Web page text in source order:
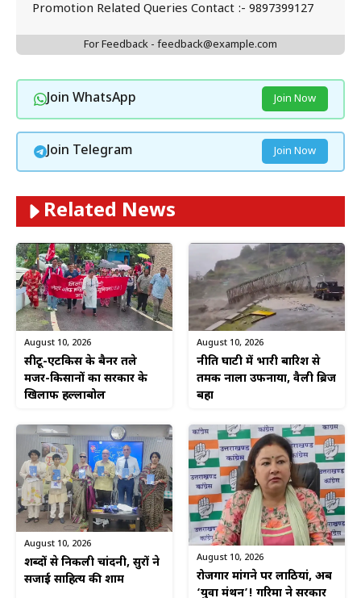
Promotion Related Queries Contact :- 9897399127
For Feedback - feedback@example.com
Join WhatsApp Join Now
Join Telegram Join Now
Related News
August 10, 2026
सीटू-एटकिस के बैनर तले
मजदूर-किसानों का सरकार के
खिलाफ हल्लाबोल
August 10, 2026
नीति घाटी में भारी बारिश से
तमक नाला उफनाया, वैली ब्रिज
बहा
August 10, 2026
शब्दों से निकली चांदनी, सुरों ने
सजाई साहित्य की शाम
August 10, 2026
रोजगार मांगने पर लाठियां, अब
‘युवा मंथन’! गरिमा ने सरकार